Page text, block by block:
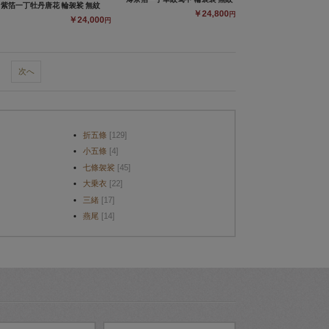
紫箔一丁牡丹唐花 輪袈裟 無紋
￥24,000 円
￥24,800 円
次へ
折五條 [129]
小五條 [4]
七條袈裟 [45]
大乗衣 [22]
三緒 [17]
燕尾 [14]